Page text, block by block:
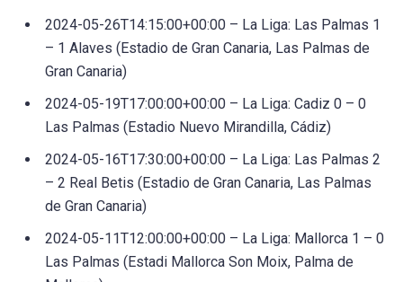
2024-05-26T14:15:00+00:00 – La Liga: Las Palmas 1
– 1 Alaves (Estadio de Gran Canaria, Las Palmas de
Gran Canaria)
2024-05-19T17:00:00+00:00 – La Liga: Cadiz 0 – 0
Las Palmas (Estadio Nuevo Mirandilla, Cádiz)
2024-05-16T17:30:00+00:00 – La Liga: Las Palmas 2
– 2 Real Betis (Estadio de Gran Canaria, Las Palmas
de Gran Canaria)
2024-05-11T12:00:00+00:00 – La Liga: Mallorca 1 – 0
Las Palmas (Estadi Mallorca Son Moix, Palma de